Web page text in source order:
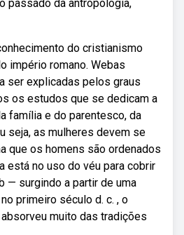
passado da antropologia,
do cristianismo
império romano. Webas
ser explicadas pelos graus
os estudos que se dedicam a
família e do parentesco, da
seja, as mulheres devem se
que os homens são ordenados
está no uso do véu para cobrir
— surgindo a partir de uma
primeiro século d. c. , o
muito das tradições